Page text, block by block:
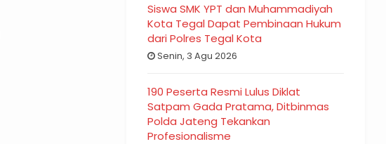
Siswa SMK YPT dan Muhammadiyah
Kota Tegal Dapat Pembinaan Hukum
dari Polres Tegal Kota
Senin, 3 Agu 2026
190 Peserta Resmi Lulus Diklat
Satpam Gada Pratama, Ditbinmas
Polda Jateng Tekankan
Profesionalisme